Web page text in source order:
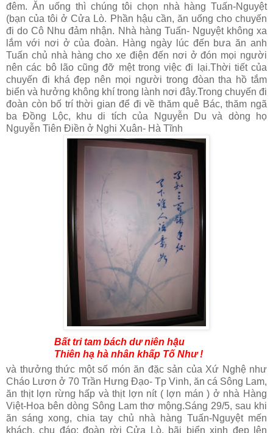
đêm. Ăn uống thì chúng tôi chọn nhà hàng Tuấn-Nguyệt
(bạn của tôi ở Cửa Lò. Phần hậu cần, ăn uống cho chuyến
đi do Cô Nhu đảm nhận. Nhà hàng Tuấn- Nguyệtkhông xa
lắm với nơi ở của đoàn. Hàng ngày lúc đến bưa ăn anh
Tuấn chủ nhà hàng cho xe điện đến nơi ở đón mọi người
nên các bô lão cũng đỡ mệt trong việc đi lại.Thời tiết của
chuyến đi khá đẹp nên mọi người trong đòan tha hồ tắm
biển và hưởng không khí trong lành nơi đây.Trong chuyến đi
đoàn còn bố trí thời gian để đi về thăm quê Bác, thăm ngã
ba Đồng Lộc, khu di tích của Nguyễn Du và dòng họ
Nguyễn Tiên Điền ở Nghi Xuân- Hà Tĩnh
Bất tri tam bách dư niên hậu
Thiên hạ hà nhân khấp Tố Như !
và thưởng thức một số món ăn đặc sản của Xứ Nghệ như
Cháo Lươn ở 70 Trần Hưng Đạo- Tp Vinh, ăn cá Sông Lam,
ăn thịt lợn rừng hấp và thịt lợn nít ( lợn mán ) ở nhà Hàng
Việt-Hoa bên dòng Sông Lam thơ mộng.Sáng 29/5, sau khi
ăn sáng xong, chia tay chủ nhà hàng Tuấn-Nguyệt mến
khách, chu đáo; đoàn rời Cửa Lò, bãi biển xinh đẹplên